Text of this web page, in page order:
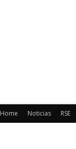
Home Noticias RSE